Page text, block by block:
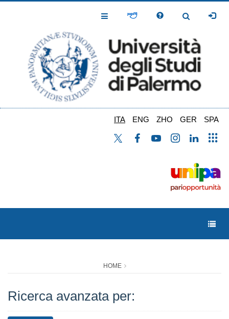
Toggle
Toggle
ITA ENG ZHO GER SPA
HOME
Ricerca avanzata per: